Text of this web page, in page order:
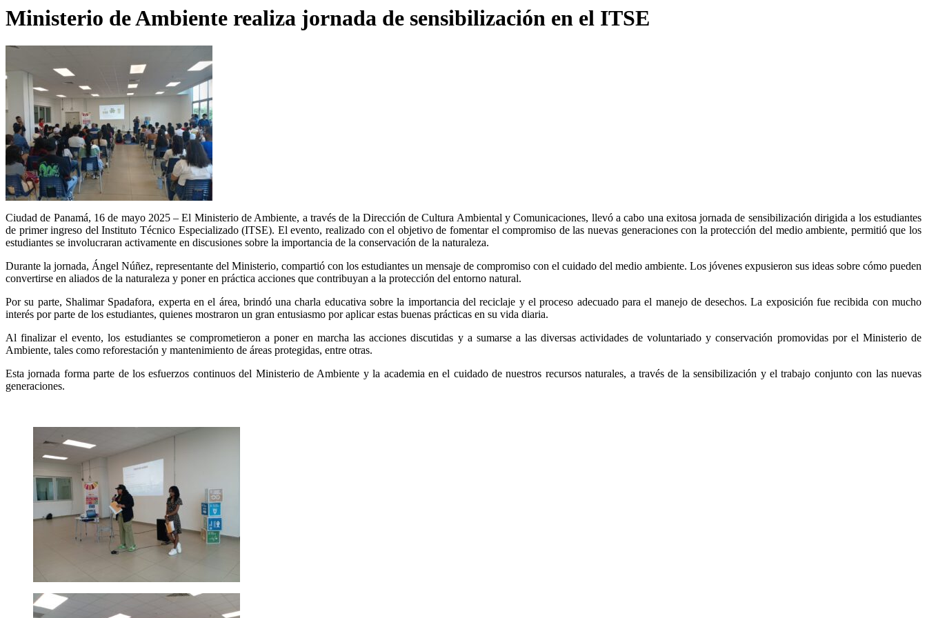
Ministerio de Ambiente realiza jornada de sensibilización en el ITSE
Ciudad de Panamá, 16 de mayo 2025 – El Ministerio de Ambiente, a través de la Dirección de Cultura Ambiental y Comunicaciones, llevó a cabo una exitosa jornada de sensibilización dirigida a los estudiantes
de primer ingreso del Instituto Técnico Especializado (ITSE). El evento, realizado con el objetivo de fomentar el compromiso de las nuevas generaciones con la protección del medio ambiente, permitió que los
estudiantes se involucraran activamente en discusiones sobre la importancia de la conservación de la naturaleza.
Durante la jornada, Ángel Núñez, representante del Ministerio, compartió con los estudiantes un mensaje de compromiso con el cuidado del medio ambiente. Los jóvenes expusieron sus ideas sobre cómo pueden
convertirse en aliados de la naturaleza y poner en práctica acciones que contribuyan a la protección del entorno natural.
Por su parte, Shalimar Spadafora, experta en el área, brindó una charla educativa sobre la importancia del reciclaje y el proceso adecuado para el manejo de desechos. La exposición fue recibida con mucho
interés por parte de los estudiantes, quienes mostraron un gran entusiasmo por aplicar estas buenas prácticas en su vida diaria.
Al finalizar el evento, los estudiantes se comprometieron a poner en marcha las acciones discutidas y a sumarse a las diversas actividades de voluntariado y conservación promovidas por el Ministerio de
Ambiente, tales como reforestación y mantenimiento de áreas protegidas, entre otras.
Esta jornada forma parte de los esfuerzos continuos del Ministerio de Ambiente y la academia en el cuidado de nuestros recursos naturales, a través de la sensibilización y el trabajo conjunto con las nuevas
generaciones.